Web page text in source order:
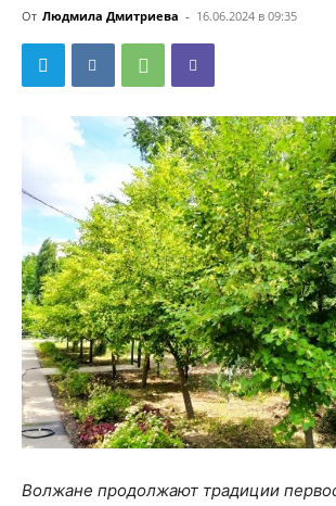
От Людмила Дмитриева - 16.06.2024 в 09:35
Волжане продолжают традиции